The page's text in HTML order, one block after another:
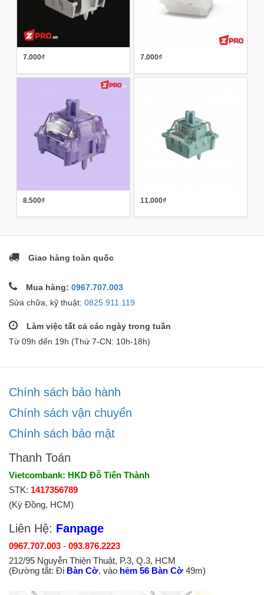
7.000₫ 7.000₫
8.500₫ 11.000₫
Giao hàng toàn quốc
Mua hàng: 0967.707.003
Sửa chữa, kỹ thuật: 0825.911.119
Làm việc tất cả các ngày trong tuần
Từ 09h đến 19h (Thứ 7-CN: 10h-18h)
Chính sách bảo hành
Chính sách vận chuyển
Chính sách bảo mật
Thanh Toán
Vietcombank: HKD Đỗ Tiến Thành
STK: 1417356789
(Kỳ Đồng, HCM)
Liên Hệ: Fanpage
0967.707.003 - 093.876.2223
212/95 Nguyễn Thiện Thuật, P.3, Q.3, HCM
(Đường tắt: Đi Bàn Cờ, vào hẻm 56 Bàn Cờ 49m)